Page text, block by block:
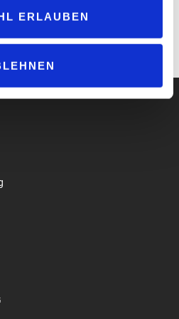
ERLAUBEN
auf einer Temperatur von 60